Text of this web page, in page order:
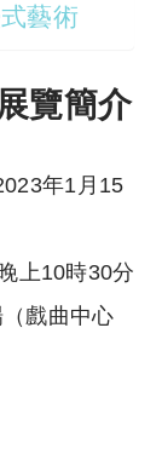
藝術
覽簡介
年1月15
上10時30分
戲曲中心